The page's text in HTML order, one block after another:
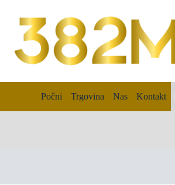
Počni Trgovina Nas Kontakt